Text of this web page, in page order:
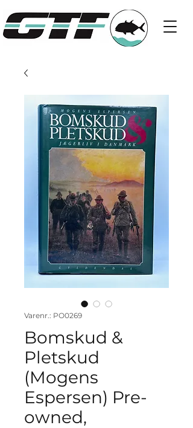
Varenr.: PO0269
Bomskud &
Pletskud
(Mogens
Espersen) Pre-
owned,